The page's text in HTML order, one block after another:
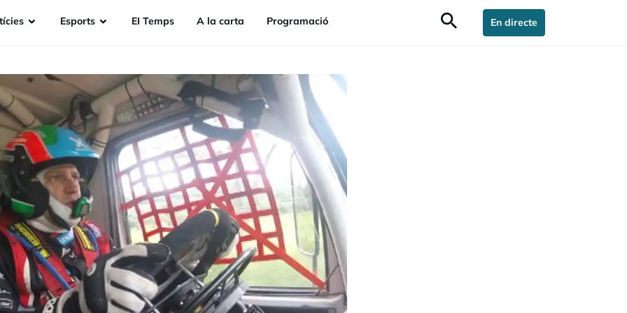
Esports EI Temps A la carta Programació search En directe